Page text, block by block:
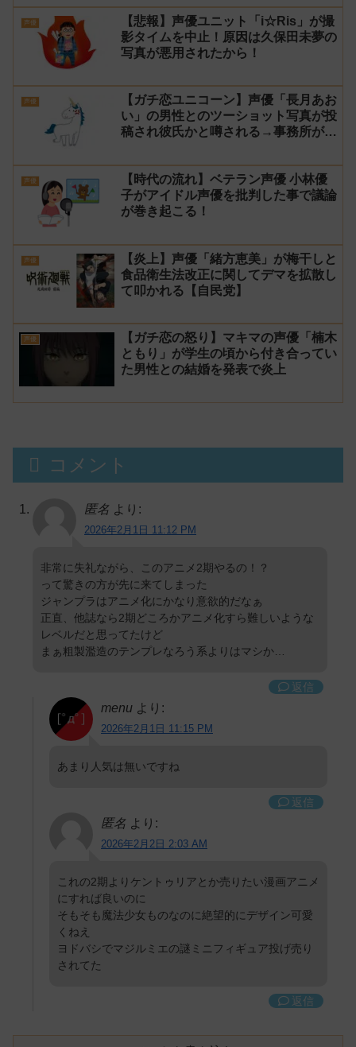
声優
【悲報】声優ユニット「i☆Ris」が撮
影タイムを中止！原因は久保田未夢の
写真が悪用されたから！
声優
【ガチ恋ユニコーン】声優「長月あお
い」の男性とのツーショット写真が投
稿され彼氏かと噂される→事務所が本
よう注意喚起！
声優
【時代の流れ】ベテラン声優 小林優
子がアイドル声優を批判した事で議論
が巻き起こる！
声優
【炎上】声優「緒方恵美」が梅干しと
食品衛生法改正に関してデマを拡散し
て叩かれる【自民党】
声優
【ガチ恋の怒り】マキマの声優「楠木
ともり」が学生の頃から付き合ってい
た男性との結婚を発表で炎上
コメント
匿名 より:
2026年2月1日 11:12 PM
非常に失礼ながら、このアニメ2期やるの！？
って驚きの方が先に来てしまった
ジャンプラはアニメ化にかなり意欲的だなぁ
正直、他誌なら2期どころかアニメ化すら難しいような
レベルだと思ってたけど
まぁ粗製濫造のテンプレなろう系よりはマシか…
返信
menu より:
2026年2月1日 11:15 PM
あまり人気は無いですね
返信
匿名 より:
2026年2月2日 2:03 AM
これの2期よりケントゥリアとか売りたい漫画アニメ
にすれば良いのに
そもそも魔法少女ものなのに絶望的にデザイン可愛
くねえ
ヨドバシでマジルミエの謎ミニフィギュア投げ売り
されてた
返信